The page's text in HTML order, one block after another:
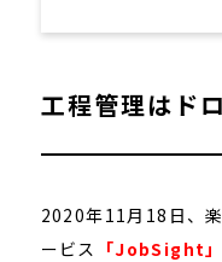
工程管理はド
2020年11月18日、
ービス
「JobSight」